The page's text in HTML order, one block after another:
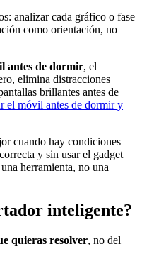
analizar cada gráfico o fase
como orientación, no
antes de dormir, el
elimina distracciones
brillantes antes de
el móvil antes de dormir y
cuando hay condiciones
y sin usar el gadget
herramienta, no una
inteligente?
quieras resolver, no del